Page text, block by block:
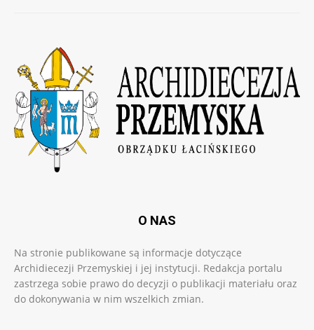
O NAS
Na stronie publikowane są informacje dotyczące
Archidiecezji Przemyskiej i jej instytucji. Redakcja portalu
zastrzega sobie prawo do decyzji o publikacji materiału oraz
do dokonywania w nim wszelkich zmian.